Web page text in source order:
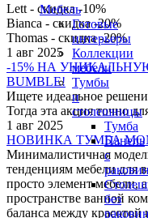
Мебель
Готовые
интерьеры
Коллекции
мебели
Тумбы
и
столешницы
Тумба
Панель
с
без
Lett - скидка -10%
Bianca - скидка -20%
Thomas - скидка -20%
1 авг 2025
-15% НА
BUMBLE!
Ищете идеальное
Тогда эта акция точно
1 авг 2025
НОВИНКА ТУМБА
Минималистичная
тенденциям мебели для
просто элемент мебели,
пространстве ванной
баланса между